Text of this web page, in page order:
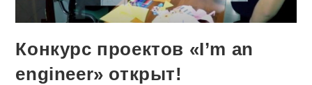
Конкурс проектов «I’m an
engineer» открыт!